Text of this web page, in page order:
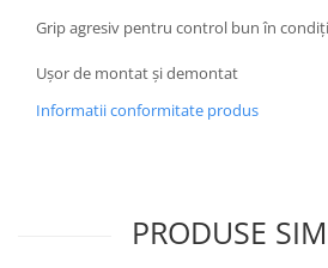
Grip agresiv pentru control bun în
Ușor de montat și demontat
Informatii conformitate produs
PRODUSE